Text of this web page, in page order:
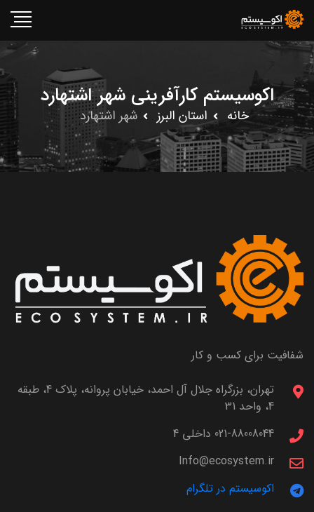
اکوسیستم کارآفرینی شهر اشتهارد
خانه استان البرز شهر اشتهارد
شفافیت برای کسب و کار
تهران، بزرگراه جلال آل احمد، خیابان پروانه، پلاک 4، طبقه
4، واحد 31
021-88008044 داخلی 4
Info@ecosystem.ir
اکوسیستم در تلگرام